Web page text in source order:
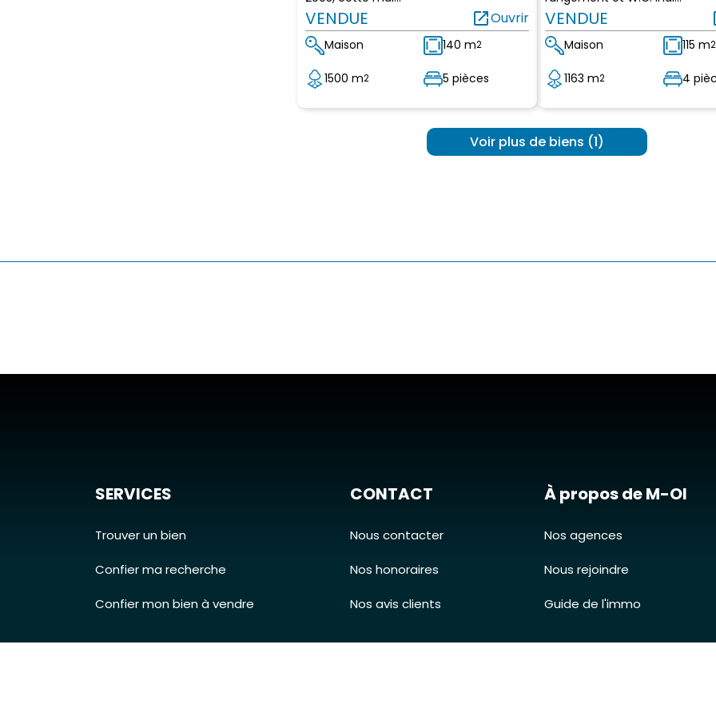
VENDUE open_in_newOuvrir
Maison 140 m2
1500 m2 5 pièces
VENDUE
Maison 115 m2
1163 m2 4
Voir plus de biens (1)
SERVICES
Trouver un bien
Confier ma recherche
Confier mon bien à vendre
CONTACT
Nous contacter
Nos honoraires
Nos avis clients
À propos de M-OI
Nos agences
Nous rejoindre
Guide de l'immo